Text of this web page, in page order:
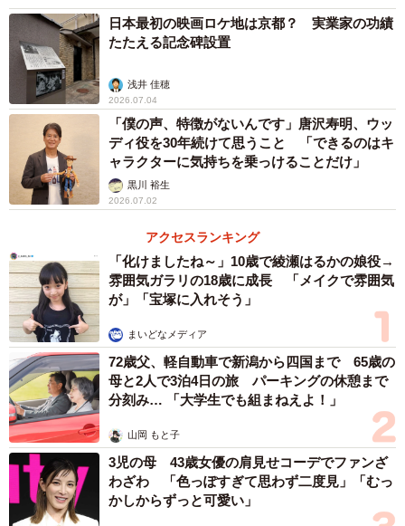
日本最初の映画ロケ地は京都？ 実業家の功績
たたえる記念碑設置
浅井 佳穂
2026.07.04
「僕の声、特徴がないんです」唐沢寿明、ウッ
ディ役を30年続けて思うこと 「できるのはキ
ャラクターに気持ちを乗っけることだけ」
黒川 裕生
2026.07.02
アクセスランキング
「化けましたね～」10歳で綾瀬はるかの娘役→
雰囲気ガラリの18歳に成長 「メイクで雰囲気
が」「宝塚に入れそう」
まいどなメディア
72歳父、軽自動車で新潟から四国まで 65歳の
母と2人で3泊4日の旅 パーキングの休憩まで
分刻み… 「大学生でも組まねえよ！」
山岡 もと子
3児の母 43歳女優の肩見せコーデでファンざ
わざわ 「色っぽすぎて思わず二度見」「むっ
かしからずっと可愛い」